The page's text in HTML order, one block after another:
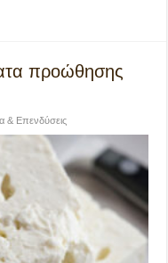
προώθησης
& Επενδύσεις